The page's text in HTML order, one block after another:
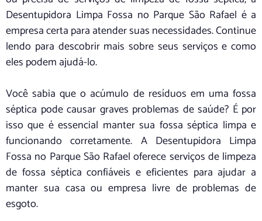
Desentupidora Limpa Fossa no Parque São Rafael é a
empresa certa para atender suas necessidades. Continue
lendo para descobrir mais sobre seus serviços e como
eles podem ajudá-lo.
Você sabia que o acúmulo de resíduos em uma fossa
séptica pode causar graves problemas de saúde? É por
isso que é essencial manter sua fossa séptica limpa e
funcionando corretamente. A Desentupidora Limpa
Fossa no Parque São Rafael oferece serviços de limpeza
de fossa séptica confiáveis e eficientes para ajudar a
manter sua casa ou empresa livre de problemas de
esgoto.